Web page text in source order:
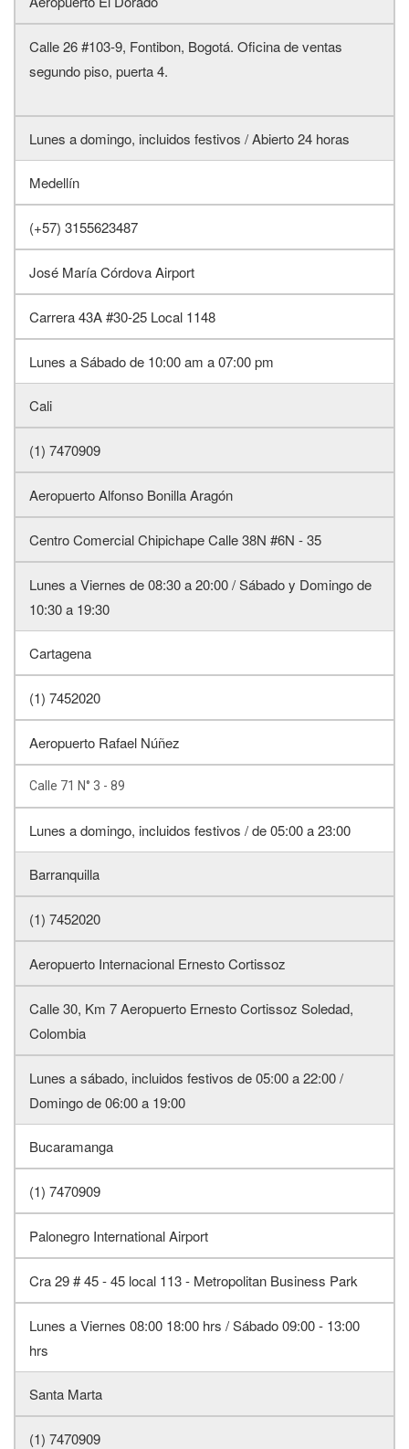
Calle 26 #103-9, Fontibon, Bogotá. Oficina de ventas
segundo piso, puerta 4.
Lunes a domingo, incluidos festivos / Abierto 24 horas
Medellín
(+57) 3155623487
José María Córdova Airport
Carrera 43A #30-25 Local 1148
Lunes a Sábado de 10:00 am a 07:00 pm
Cali
(1) 7470909
Aeropuerto Alfonso Bonilla Aragón
Centro Comercial Chipichape Calle 38N #6N - 35
Lunes a Viernes de 08:30 a 20:00 / Sábado y Domingo de
10:30 a 19:30
Cartagena
(1) 7452020
Aeropuerto Rafael Núñez
Calle 71 N° 3 - 89
Lunes a domingo, incluidos festivos / de 05:00 a 23:00
Barranquilla
(1) 7452020
Aeropuerto Internacional Ernesto Cortissoz
Calle 30, Km 7 Aeropuerto Ernesto Cortissoz Soledad,
Colombia
Lunes a sábado, incluidos festivos de 05:00 a 22:00 /
Domingo de 06:00 a 19:00
Bucaramanga
(1) 7470909
Palonegro International Airport
Cra 29 # 45 - 45 local 113 - Metropolitan Business Park
Lunes a Viernes 08:00 18:00 hrs / Sábado 09:00 - 13:00
hrs
Santa Marta
(1) 7470909